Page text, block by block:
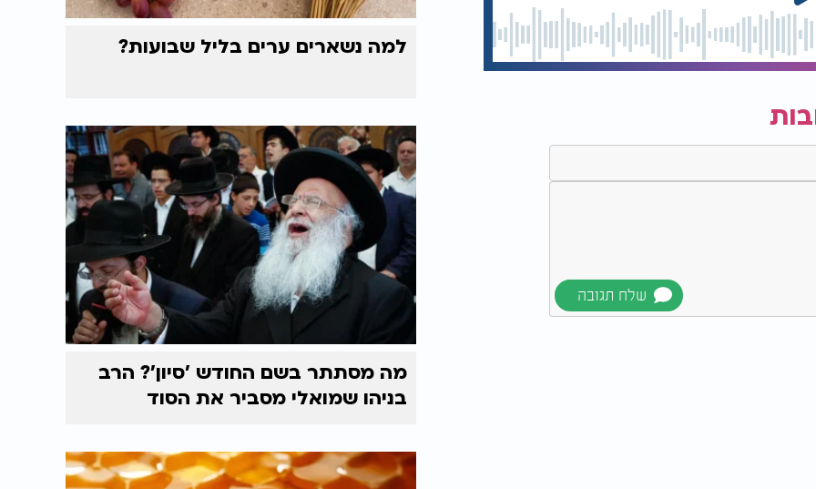
למה נשארים ערים בליל שבועות?
מה מסתתר בשם החודש 'סיון'? הרב
בניהו שמואלי מסביר את הסוד